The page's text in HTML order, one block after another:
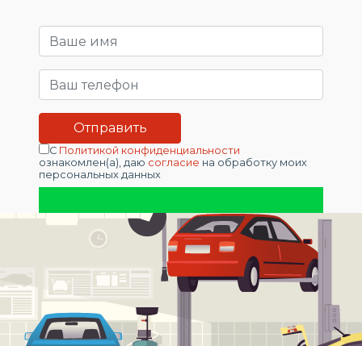
С Политикой конфиденциальности
ознакомлен(а), даю согласие на обработку моих
персональных данных